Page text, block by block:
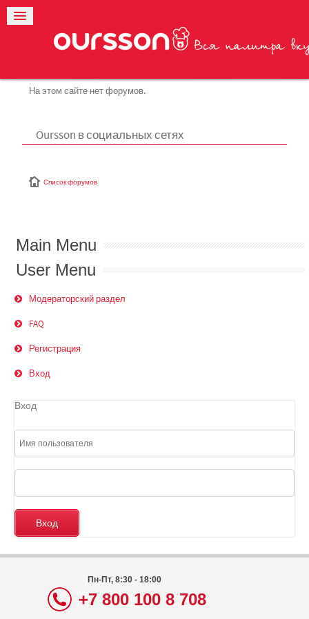
На этом сайте нет форумов.
Oursson в социальных сетях
Список форумов
Main Menu
User Menu
Модераторский раздел
FAQ
Регистрация
Вход
Вход
Пн-Пт, 8:30 - 18:00
+7 800 100 8 708